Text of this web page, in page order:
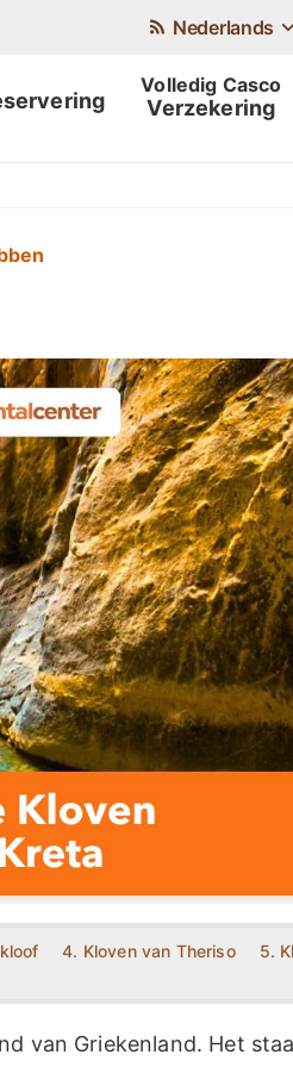
4. Kloven van Theriso 5.
van Griekenland. Het
Nederlands
Verzekering